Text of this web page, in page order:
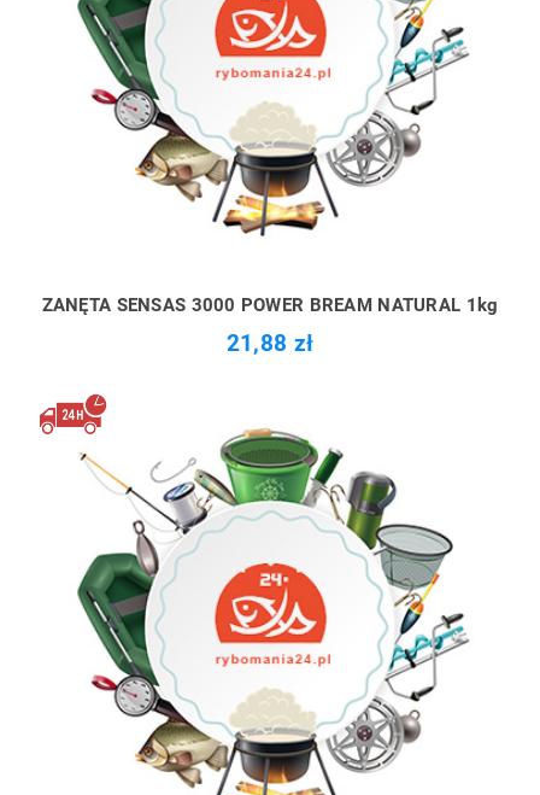
ZANĘTA SENSAS 3000 POWER BREAM NATURAL 1kg
21,88 zł